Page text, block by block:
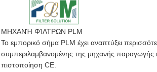
ΜΗΧΑΝΉ ΦΊΛΤΡΩΝ PLM
Το εμπορικό σήμα PLM έχει αναπτύξει
συμπεριλαμβανομένης της μηχανής παραγωγής
πιστοποίηση CE.